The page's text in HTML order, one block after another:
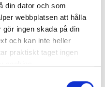
din dator och som
webbplatsen att hålla
ingen skada på din
och kan inte heller
praktiskt taget ingen
ca 1-2 dagar
KÖP